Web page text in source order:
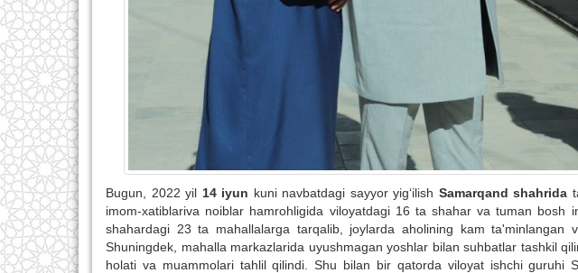
Bugun, 2022 yil 14 iyun kuni navbatdagi sayyor yig‘ilish Samarqand shahrida
imom-xatiblariva noiblar hamrohligida viloyatdagi 16 ta shahar va tuman bosh
shahardagi 23 ta mahallalarga tarqalib, joylarda aholining kam ta'minlangan
Shuningdek, mahalla markazlarida uyushmagan yoshlar bilan suhbatlar tashkil
holati va muammolari tahlil qilindi. Shu bilan bir qatorda viloyat ishchi guruhi